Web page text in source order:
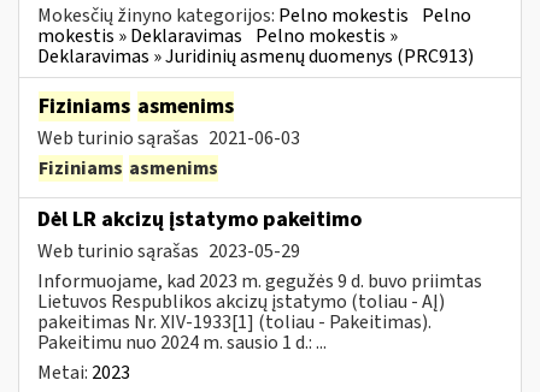
Mokesčių žinyno kategorijos: Pelno mokestis Pelno
mokestis » Deklaravimas Pelno mokestis »
Deklaravimas » Juridinių asmenų duomenys (PRC913)
Fiziniams asmenims
Web turinio sąrašas 2021-06-03
Fiziniams asmenims
Dėl LR akcizų įstatymo pakeitimo
Web turinio sąrašas 2023-05-29
Informuojame, kad 2023 m. gegužės 9 d. buvo priimtas
Lietuvos Respublikos akcizų įstatymo (toliau - AĮ)
pakeitimas Nr. XIV-1933[1] (toliau - Pakeitimas).
Pakeitimu nuo 2024 m. sausio 1 d.: ...
Metai: 2023